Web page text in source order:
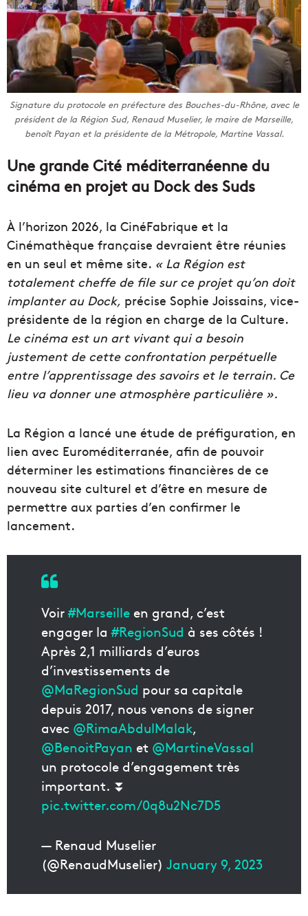
Signature du protocole en préfecture des Bouches-du-Rhône, avec le
président de la Région Sud, Renaud Muselier, le maire de Marseille,
benoît Payan et la présidente de la Métropole, Martine Vassal.
Une grande Cité méditerranéenne du
cinéma en projet au Dock des Suds
À l’horizon 2026, la CinéFabrique et la
Cinémathèque française devraient être réunies
en un seul et même site. « La Région est
totalement cheffe de file sur ce projet qu’on doit
implanter au Dock, précise Sophie Joissains, vice-
présidente de la région en charge de la Culture.
Le cinéma est un art vivant qui a besoin
justement de cette confrontation perpétuelle
entre l’apprentissage des savoirs et le terrain. Ce
lieu va donner une atmosphère particulière ».
La Région a lancé une étude de préfiguration, en
lien avec Euroméditerranée, afin de pouvoir
déterminer les estimations financières de ce
nouveau site culturel et d’être en mesure de
permettre aux parties d’en confirmer le
lancement.
Voir#Marseilleen grand, c’est
engager la#RegionSud à ses côtés !
Après 2,1 milliards d’euros
d’investissements de
@MaRegionSud pour sa capitale
depuis 2017, nous venons de signer
avec @RimaAbdulMalak,
@BenoitPayan et @MartineVassal
un protocole d’engagement très
important. ⏬
pic.twitter.com/0q8u2Nc7D5
— Renaud Muselier
(@RenaudMuselier) January 9, 2023